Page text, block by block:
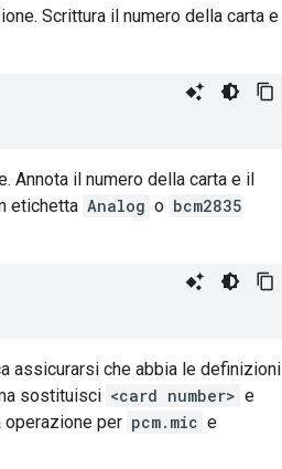
Scrittura il numero della carta e
Annota il numero della carta e il
etichetta Analog o bcm2835
assicurarsi che abbia le definizioni
sostituisci <card number> e
operazione per pcm.mic e